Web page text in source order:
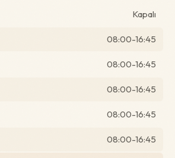
Kapalı
08:00-16:45
08:00-16:45
08:00-16:45
08:00-16:45
08:00-16:45